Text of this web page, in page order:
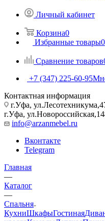
Личный кабинет
Корзина0
Избранные товары0
Сравнение товаров
+7 (347) 225-60-95
Контактная информация
г.Уфа,
г.Уфа,
info@arzanmebel.ru
Вконтакте
Telegram
Главная
—
Каталог
—
Спальня
КухниШкафыГостиная